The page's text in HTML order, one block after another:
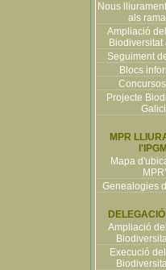
Nous
als
Ampliació
Biodiversitat
Seguiment
Blocs
Projecte
MPR
Mapa
Genealogies
Ampliació
Execució